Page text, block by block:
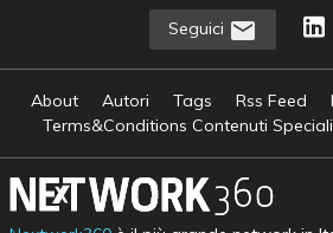
Seguici
About Autori Tags Rss Feed
Terms&Conditions Contenuti